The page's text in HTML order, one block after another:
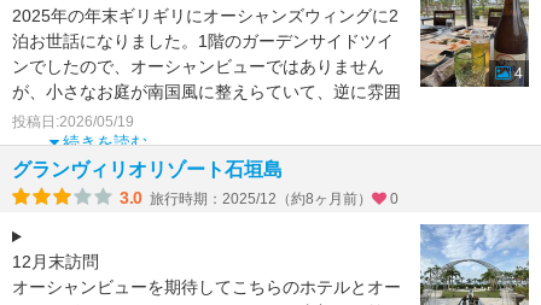
2025年の年末ギリギリにオーシャンズウィングに2
泊お世話になりました。1階のガーデンサイドツイ
ンでしたので、オーシャンビューではありません
が、小さなお庭が南国風に整えらていて、逆に雰囲
気良かったです
続きを読む
投稿日:2026/05/19
4
グランヴィリオリゾート石垣島
3.0 旅行時期：2025/12（約8ヶ月前） 0
12月末訪問
オーシャンビューを期待してこちらのホテルとオー